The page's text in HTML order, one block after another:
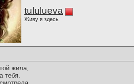
tululueva
Живу я здесь
жила,
тебя.